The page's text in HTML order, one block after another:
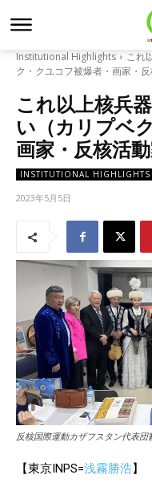
Institutional Highlights
これ
ク・クユコフ被爆者・画家・反
これ以上核兵
い（カリプベ
画家・反核活動
INSTITUTIONAL HIGHLIGHTS
2023年5月5日
反核国際運動カザフスタン代表
【東京INPS=浅霧勝浩】